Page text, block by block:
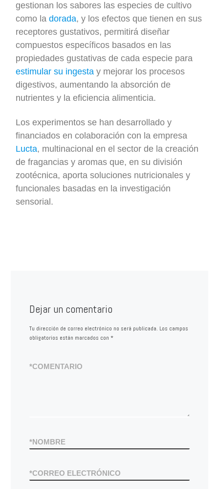
gestionan los sabores las especies de cultivo
como ladorada, y los efectos que tienen en sus
receptores gustativos, permitirá diseñar
compuestos específicos basados en las
propiedades gustativas de cada especie para
estimular su ingesta y mejorar los procesos
digestivos, aumentando la absorción de
nutrientes y la eficiencia alimenticia.
Los experimentos se han desarrollado y
financiados en colaboración con la empresa
Lucta, multinacional en el sector de la creación
de fragancias y aromas que, en su división
zootécnica, aporta soluciones nutricionales y
funcionales basadas en la investigación
sensorial.
Dejar un comentario
Tu dirección de correo electrónico no será publicada. Los campos
obligatorios están marcados con *
COMENTARIO
*
NOMBRE
*
CORREO ELECTRÓNICO
*